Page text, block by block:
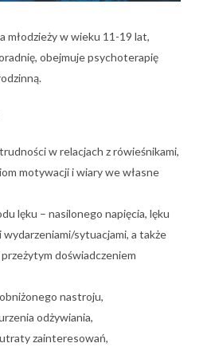
młodzieży w wieku 11-19 lat,
obejmuje psychoterapię
w relacjach z rówieśnikami,
motywacji i wiary we własne
lęku – nasilonego napięcia, lęku
sytuacjami, a także
doświadczeniem
nastroju,
odżywiania,
zainteresowań,